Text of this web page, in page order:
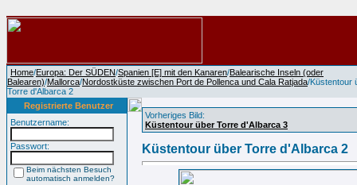
Home/Europa: Der SÜDEN/Spanien [E] mit den Kanaren/Balearische Inseln (oder
Balearen)/Mallorca/Nordostküste zwischen Port de Pollenca und Cala Ratjada/Küstentour
Torre d'Albarca 2
Registrierte Benutzer
Benutzername:
Passwort:
Beim nächsten Besuch
automatisch anmelden?
Vorheriges Bild:
Küstentour über Torre d'Albarca 3
Küstentour über Torre d'Albarca 2